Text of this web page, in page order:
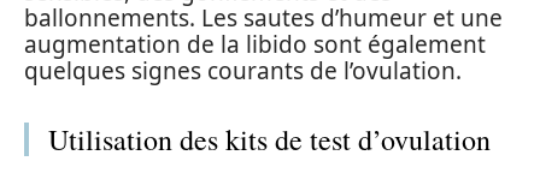
ballonnements. Les sautes d’humeur et une
augmentation de la libido sont également
quelques signes courants de l’ovulation.
Utilisation des kits de test d’ovulation